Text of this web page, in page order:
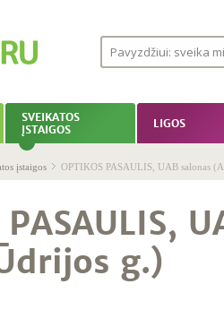
SVEIKATOS
ĮSTAIGOS
LIGOS
įstaigos OPTIKOS PASAULIS, UAB salonas
PASAULIS,
g.)